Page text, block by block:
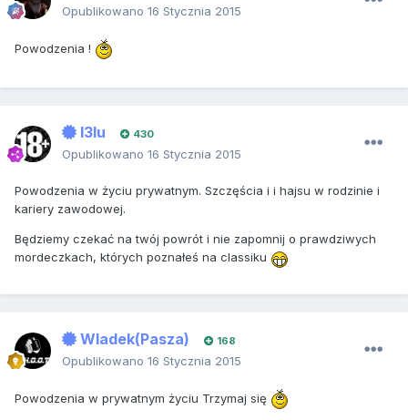
Opublikowano 16 Stycznia 2015
Powodzenia !
I3lu 430
Opublikowano 16 Stycznia 2015
Powodzenia w życiu prywatnym. Szczęścia i i hajsu w rodzinie i
kariery zawodowej.
Będziemy czekać na twój powrót i nie zapomnij o prawdziwych
mordeczkach, których poznałeś na classiku
Wladek(Pasza) 168
Opublikowano 16 Stycznia 2015
Powodzenia w prywatnym życiu Trzymaj się